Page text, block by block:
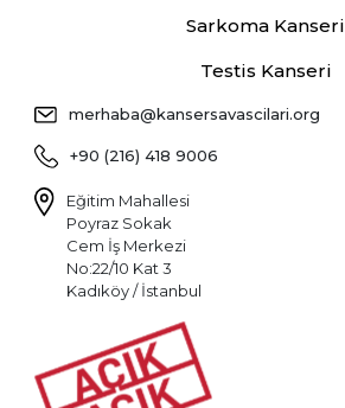
Sarkoma Kanseri
Testis Kanseri
merhaba@kansersavascilari.org
+90 (216) 418 9006
Eğitim Mahallesi
Poyraz Sokak
Cem İş Merkezi
No:22/10 Kat 3
Kadıköy / İstanbul